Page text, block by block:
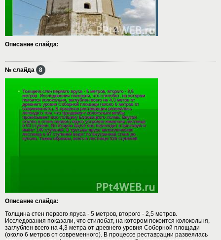
Описание слайда:
№ слайда 8
Описание слайда:
Толщина стен первого яруса - 5 метров, второго - 2,5 метров.
Исследования показали, что стилобат, на котором покоится колокольня,
заглублен всего на 4,3 метра от древнего уровня Соборной площади
(около 6 метров от современного). В процессе реставрации развеялась